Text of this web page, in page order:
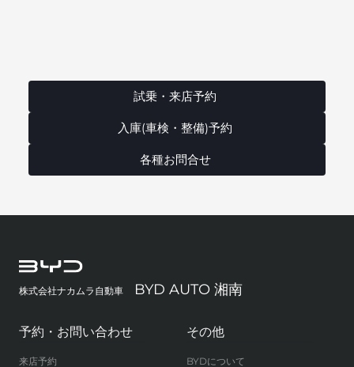
試乗・来店予約
入庫(車検・整備)予約
各種お問合せ
株式会社ナカムラ自動車 BYD AUTO 湘南
予約・お問い合わせ
来店予約
その他
BYDについて